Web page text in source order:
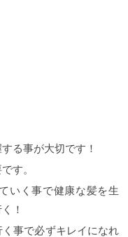
る事が大切です！
す。
いく事で健康な髪を生
！
事で必ずキレイになれ